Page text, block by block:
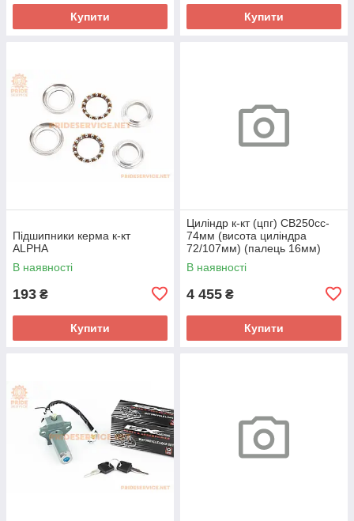
Купити Купити
Підшипники керма к-кт
ALPHA
В наявності
193 ₴
Купити
Циліндр к-кт (цпг) CB250cc-
74мм (висота циліндра
72/107мм) (палець 16мм)
"поршень з тефлоновим
покриттям" (BigBor)
В наявності
4 455 ₴
Купити